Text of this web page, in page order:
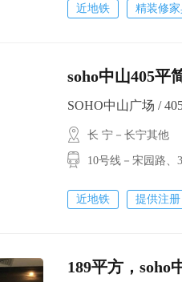
近地铁 精装修
soho中山405平简
SOHO中山广场 /
长 宁－长宁其他
10号线－宋园路
近地铁 提供注册
189平方，